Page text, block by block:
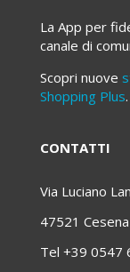
La App per
canale di
Scopri nuove
Shopping Plus.
CONTATTI
Via Luciano
47521 Cesena
Tel +39 0547